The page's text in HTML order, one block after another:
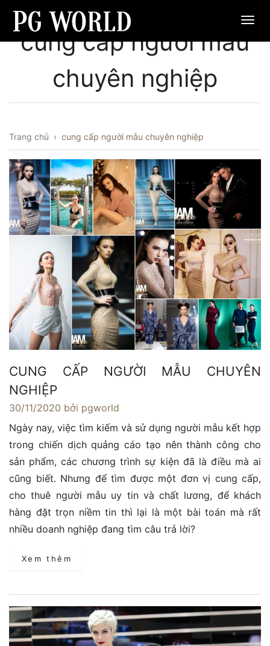
cung cấp người mẫu
chuyên nghiệp
Trang chủ › cung cấp người mẫu chuyên nghiệp
CUNG CẤP NGƯỜI MẪU CHUYÊN
NGHIỆP
30/11/2020 bởi pgworld
Ngày nay, việc tìm kiếm và sử dụng người mẫu kết hợp
trong chiến dịch quảng cáo tạo nên thành công cho
sản phẩm, các chương trình sự kiện đã là điều mà ai
cũng biết. Nhưng để tìm được một đơn vị cung cấp,
cho thuê người mẫu uy tin và chất lương, để khách
hàng đặt trọn niềm tin thì lại là một bài toán mà rất
nhiều doanh nghiệp đang tìm câu trả lời?
Xem thêm